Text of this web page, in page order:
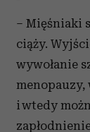
– Mięśniaki
ciąży.
wywołanie
i wtedy